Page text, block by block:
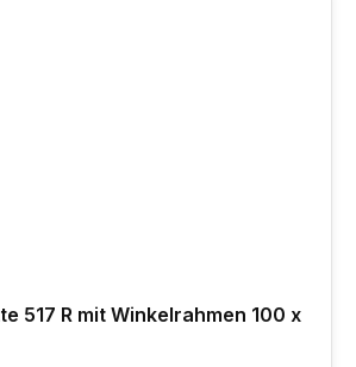
517 R mit Winkelrahmen 100 x